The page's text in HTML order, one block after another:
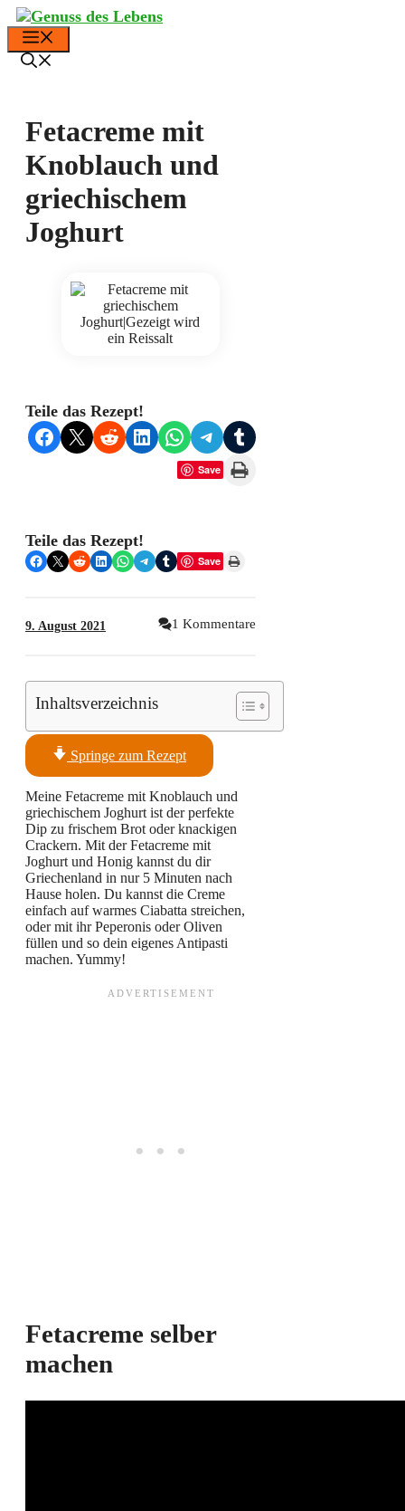
Zum
Inhalt
springen
Fetacreme mit
Knoblauch und
griechischem
Joghurt
Teile das Rezept!
Share on Facebook
Share on X Share on RedditShare on LinkedIn
Share on WhatsApp
Share on Telegram
Share on Tumblr
Save Print this Page
Teile das Rezept!
Share on Facebook
Share on X Share on RedditShare on LinkedIn
Share on WhatsApp
Share on Telegram
Share on TumblrSave Print this Page
9. August 2021 1 Kommentare
Inhaltsverzeichnis
Springe zum Rezept
Meine Fetacreme mit Knoblauch und
griechischem Joghurt ist der perfekte
Dip zu frischem Brot oder knackigen
Crackern. Mit der Fetacreme mit
Joghurt und Honig kannst du dir
Griechenland in nur 5 Minuten nach
Hause holen. Du kannst die Creme
einfach auf warmes Ciabatta streichen,
oder mit ihr Peperonis oder Oliven
füllen und so dein eigenes Antipasti
machen. Yummy!
Fetacreme selber
machen